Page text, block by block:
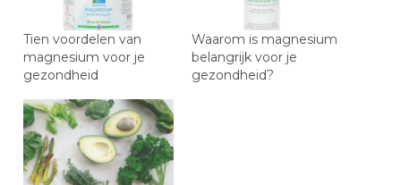
Tien voordelen van
magnesium voor je
gezondheid
Waarom is magnesium
belangrijk voor je
gezondheid?